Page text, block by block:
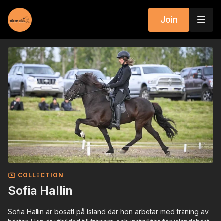
Join
COLLECTION
Sofia Hallin
Sofia Hallin är bosatt på Island där hon arbetar med träning av